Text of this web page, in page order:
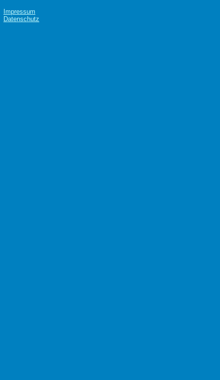
Impressum
Datenschutz